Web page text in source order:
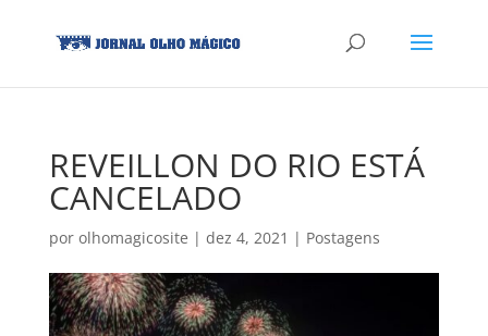
REVEILLON DO RIO ESTÁ
CANCELADO
por olhomagicosite | dez 4, 2021 | Postagens